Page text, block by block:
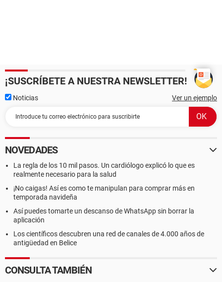
¡SUSCRÍBETE A NUESTRA NEWSLETTER!
Noticias Ver un ejemplo
NOVEDADES
La regla de los 10 mil pasos. Un cardiólogo explicó lo que es
realmente necesario para la salud
¡No caigas! Así es como te manipulan para comprar más en
temporada navideña
Así puedes tomarte un descanso de WhatsApp sin borrar la
aplicación
Los científicos descubren una red de canales de 4.000 años de
antigüedad en Belice
CONSULTA TAMBIÉN